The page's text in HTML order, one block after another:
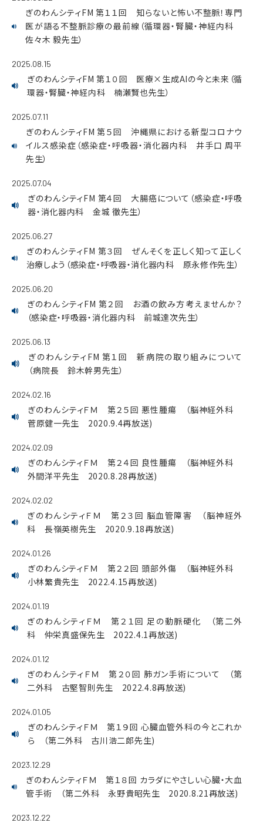
ぎのわんシティFM 第１１回 知らないと怖い不整脈！専門
医が語る不整脈診療の最前線（循環器・腎臓・神経内科
佐々木 毅先生）
2025.08.15
ぎのわんシティFM 第１０回 医療×生成AIの今と未来（循
環器・腎臓・神経内科 楠瀬賢也先生）
2025.07.11
ぎのわんシティFM 第５回 沖縄県における新型コロナウ
イルス感染症（感染症・呼吸器・消化器内科 井手口 周平
先生）
2025.07.04
ぎのわんシティFM 第４回 大腸癌について（感染症・呼吸
器・消化器内科 金城 徹先生）
2025.06.27
ぎのわんシティFM 第３回 ぜんそくを正しく知って正しく
治療しよう（感染症・呼吸器・消化器内科 原永修作先生）
2025.06.20
ぎのわんシティFM 第２回 お酒の飲み方考えませんか？
（感染症・呼吸器・消化器内科 前城達次先生）
2025.06.13
ぎのわんシティFM 第１回 新病院の取り組みについて
（病院長 鈴木幹男先生）
2024.02.16
ぎのわんシティＦＭ 第２５回 悪性腫瘍 （脳神経外科
菅原健一先生 2020.9.4再放送)
2024.02.09
ぎのわんシティＦＭ 第２４回 良性腫瘍 （脳神経外科
外間洋平先生 2020.8.28再放送)
2024.02.02
ぎのわんシティＦＭ 第２３回 脳血管障害 （脳神経外
科 長嶺英樹先生 2020.9.18再放送)
2024.01.26
ぎのわんシティＦＭ 第２２回 頭部外傷 （脳神経外科
小林繁貴先生 2022.4.15再放送)
2024.01.19
ぎのわんシティＦＭ 第２１回 足の動脈硬化 （第二外
科 仲栄真盛保先生 2022.4.1再放送)
2024.01.12
ぎのわんシティＦＭ 第２０回 肺ガン手術について （第
二外科 古堅智則先生 2022.4.8再放送)
2024.01.05
ぎのわんシティＦＭ 第１９回 心臓血管外科の今とこれか
ら （第二外科 古川浩二郎先生)
2023.12.29
ぎのわんシティＦＭ 第１８回 カラダにやさしい心臓・大血
管手術 （第二外科 永野貴昭先生 2020.8.21再放送)
2023.12.22